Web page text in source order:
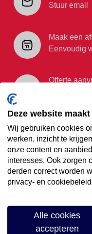
Stuur email
Maak een
Eenvoudig
Offerte
€35,-
volgende
Meld je aan voor
Deze website
Wij gebruiken cookies
werken, inzicht te
onze content en
interesses. Ook zorgen
derden correct worden
privacy- en
Alle cookies
accepteren